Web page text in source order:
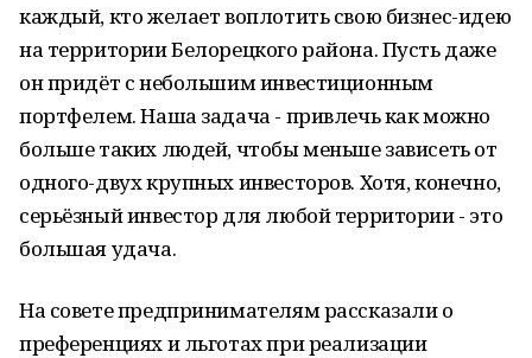
каждый, кто желает воплотить свою бизнес-идею
на территории Белорецкого района. Пусть даже
он придёт с небольшим инвестиционным
портфелем. Наша задача - привлечь как можно
больше таких людей, чтобы меньше зависеть от
одного-двух крупных инвесторов. Хотя, конечно,
серьёзный инвестор для любой территории - это
большая удача.
На совете предпринимателям рассказали о
преференциях и льготах при реализации